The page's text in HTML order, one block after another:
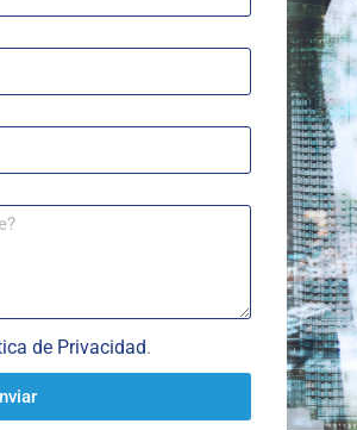
de Privacidad.